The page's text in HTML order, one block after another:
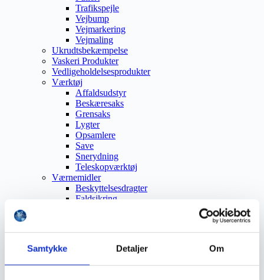
Samtykke Detaljer Om
Trafikspejle
Vejbump
Vejmarkering
Vejmaling
Ukrudtsbekæmpelse
Vaskeri Produkter
Vedligeholdelsesprodukter
Værktøj
Affaldsudstyr
Beskæresaks
Grensaks
Lygter
Opsamlere
Save
Snerydning
Teleskopværktøj
Værnemidler
Beskyttelsesdragter
Faldsikring
Skæreudstyr
Åndedrætsværn
Beklædning